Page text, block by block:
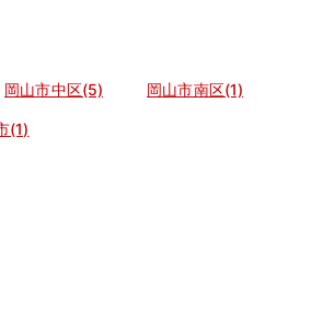
岡山市中区(5) 岡山市南区(1)
(1)